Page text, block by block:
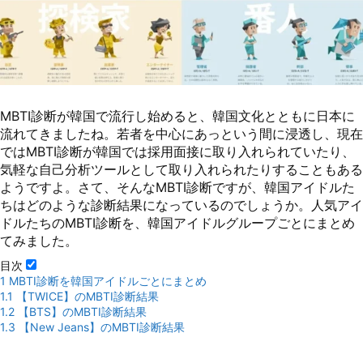
MBTI診断が韓国で流行し始めると、韓国文化とともに日本に
流れてきましたね。若者を中心にあっという間に浸透し、現在
ではMBTI診断が韓国では採用面接に取り入れられていたり、
気軽な自己分析ツールとして取り入れられたりすることもある
ようですよ。さて、そんなMBTI診断ですが、韓国アイドルた
ちはどのような診断結果になっているのでしょうか。人気アイ
ドルたちのMBTI診断を、韓国アイドルグループごとにまとめ
てみました。
目次
1 MBTI診断を韓国アイドルごとにまとめ
1.1
【TWICE】のMBTI診断結果
1.2 【BTS】のMBTI診断結果
1.3 【New Jeans】のMBTI診断結果